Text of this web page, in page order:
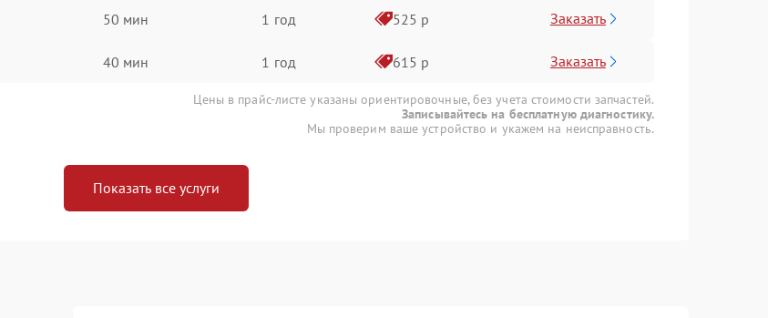
50 мин 1 год 525 р Заказать
40 мин 1 год 615 р Заказать
Цены в прайс-листе указаны ориентировочные, без учета стоимости запчастей.
Записывайтесь на бесплатную диагностику.
Мы проверим ваше устройство и укажем на неисправность.
Показать все услуги